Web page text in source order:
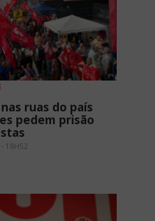
ruas do país
pedem prisão
18H52